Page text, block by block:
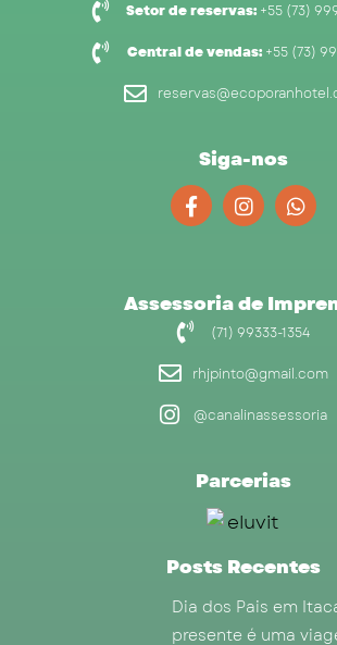
Setor de reservas: +55 (73)
Central de vendas:+55 (73)
Siga-nos
F
a
c
o
o
k
f
I
n
s
g
r
a
W
h
a
a
p
p
Assessoria de
(71) 99333-1354
rhjpinto@gmail.com
@canalinassessoria
Parcerias
Posts Recentes
Dia dos Pais em
presente é uma